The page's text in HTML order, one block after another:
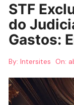
STF
do
Gastos:
By: Intersites On: